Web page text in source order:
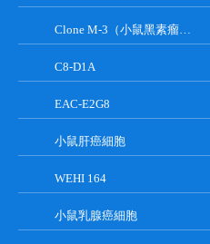
Clone M-3（小鼠黑素瘤細胞）
C8-D1A
EAC-E2G8
小鼠肝癌細胞
WEHI 164
小鼠乳腺癌細胞